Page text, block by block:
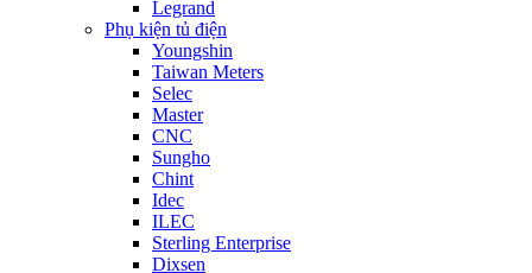
Legrand
Phụ kiện tủ điện
Youngshin
Taiwan Meters
Selec
Master
CNC
Sungho
Chint
Idec
ILEC
Sterling Enterprise
Dixsen